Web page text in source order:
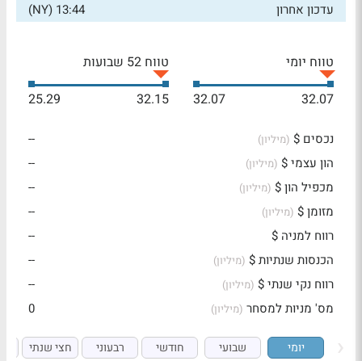
עדכון אחרון
13:44 (NY)
טווח יומי
32.07
32.07
טווח 52 שבועות
32.15
25.29
נכסים $ (מיליון)
--
הון עצמי $ (מיליון)
--
מכפיל הון $ (מיליון)
--
מזומן $ (מיליון)
--
רווח למניה $
--
הכנסות שנתיות $ (מיליון)
--
רווח נקי שנתי $ (מיליון)
--
מס' מניות למסחר (מיליון) 0
יומי שבועי חודשי רבעוני חצי שנתי